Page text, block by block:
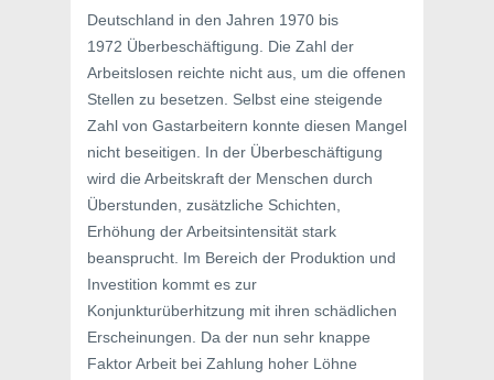
Deutschland in den Jahren 1970 bis
1972 Überbeschäftigung. Die Zahl der
Arbeitslosen reichte nicht aus, um die offenen
Stellen zu besetzen. Selbst eine steigende
Zahl von Gastarbeitern konnte diesen Mangel
nicht beseitigen. In der Überbeschäftigung
wird die Arbeitskraft der Menschen durch
Überstunden, zusätzliche Schichten,
Erhöhung der Arbeitsintensität stark
beansprucht. Im Bereich der Produktion und
Investition kommt es zur
Konjunkturüberhitzung mit ihren schädlichen
Erscheinungen. Da der nun sehr knappe
Faktor Arbeit bei Zahlung hoher Löhne